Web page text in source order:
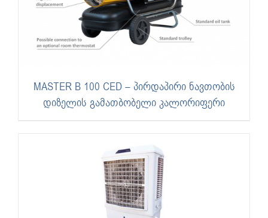
MASTER B 100 CED – პირდაპირი ნავთობის
დიზელის გამათბობელი კალორიფერი